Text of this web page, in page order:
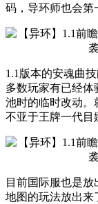
码，导环师也会第
1.1版本的安魂曲
多数玩家有已经体
池时的临时改动。
不亚于王牌一代目
目前国际服也是
地图的玩法放出来